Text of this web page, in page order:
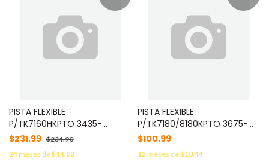
PISTA FLEXIBLE
P/TK7160HKPTO 3435-
9003181 28/04/2009 MOD:
$231.99 $234.90
24meses de$14.02
PISTA FLEXIBLE
P/TK7180/8180KPTO 3675-
9007051 08/10/2009 MOD:
$100.99
12meses de$10.44